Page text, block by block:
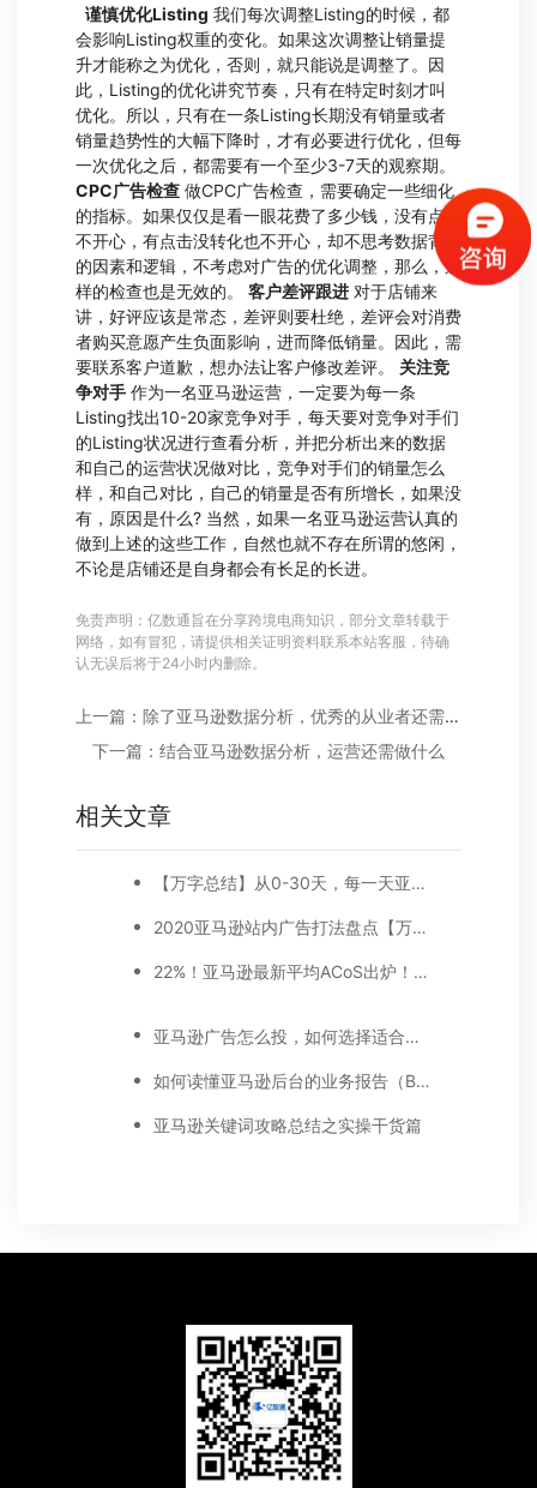
谨慎优化Listing 我们每次调整Listing的时候，都
会影响Listing权重的变化。如果这次调整让销量提
升才能称之为优化，否则，就只能说是调整了。因
此，Listing的优化讲究节奏，只有在特定时刻才叫
优化。所以，只有在一条Listing长期没有销量或者
销量趋势性的大幅下降时，才有必要进行优化，但每
一次优化之后，都需要有一个至少3-7天的观察期。
CPC广告检查 做CPC广告检查，需要确定一些细化
的指标。如果仅仅是看一眼花费了多少钱，没有点击
不开心，有点击没转化也不开心，却不思考数据背后
的因素和逻辑，不考虑对广告的优化调整，那么，这
样的检查也是无效的。 客户差评跟进 对于店铺来
讲，好评应该是常态，差评则要杜绝，差评会对消费
者购买意愿产生负面影响，进而降低销量。因此，需
要联系客户道歉，想办法让客户修改差评。 关注竞
争对手 作为一名亚马逊运营，一定要为每一条
Listing找出10-20家竞争对手，每天要对竞争对手们
的Listing状况进行查看分析，并把分析出来的数据
和自己的运营状况做对比，竞争对手们的销量怎么
样，和自己对比，自己的销量是否有所增长，如果没
有，原因是什么? 当然，如果一名亚马逊运营认真的
做到上述的这些工作，自然也就不存在所谓的悠闲，
不论是店铺还是自身都会有长足的长进。
免责声明：亿数通旨在分享跨境电商知识，部分文章转载于
网络，如有冒犯，请提供相关证明资料联系本站客服，待确
认无误后将于24小时内删除。
上一篇：除了亚马逊数据分析，优秀的从业者还需要什么技能？
下一篇：结合亚马逊数据分析，运营还需做什么
相关文章
【万字总结】从0-30天，每一天亚马逊广告打造技巧真实案例细节分享
2020亚马逊站内广告打法盘点【万字好文】
22%！亚马逊最新平均ACoS出炉！这三步做好，ACoS优化差不了！
亚马逊广告怎么投，如何选择适合你的广告模式？
如何读懂亚马逊后台的业务报告（Business report)
亚马逊关键词攻略总结之实操干货篇